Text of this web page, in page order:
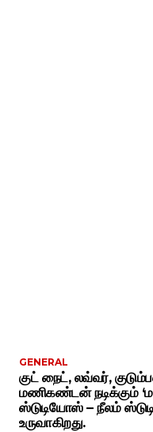
GENERAL
குட் நைட், லவ்வர்,
மணிகண்டன் நடிக்கும்
ஸ்டுடியோஸ் – நீலம்
உருவாகிறது.